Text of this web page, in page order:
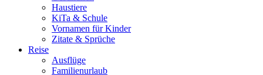
Haustiere
KiTa & Schule
Vornamen für Kinder
Zitate & Sprüche
Reise
Ausflüge
Familienurlaub